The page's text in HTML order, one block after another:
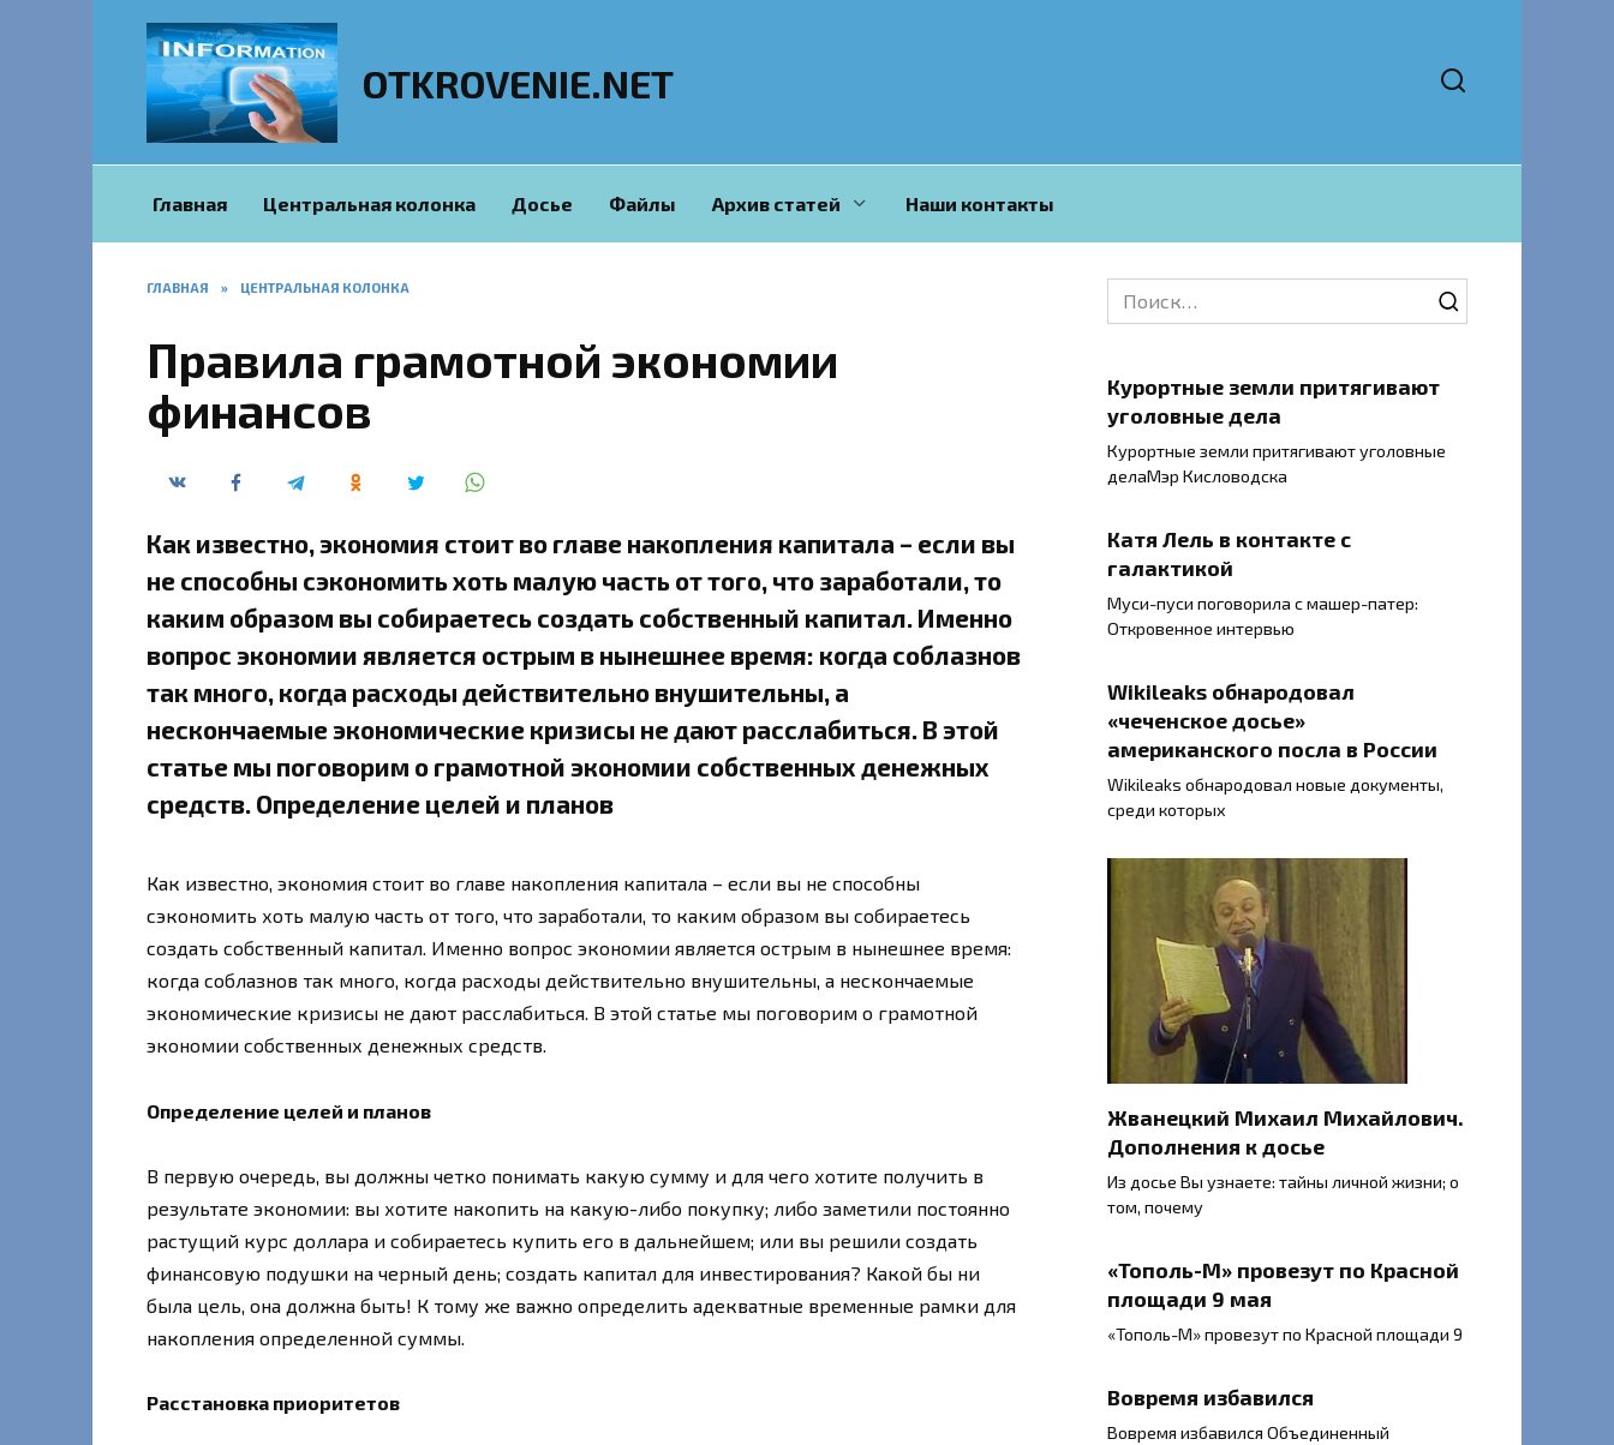
OTKROVENIE.NET
Главная Центральная колонка Досье Файлы Архив статей Наши контакты
ГЛАВНАЯ » ЦЕНТРАЛЬНАЯ КОЛОНКА
Правила грамотной экономии
финансов
Как известно, экономия стоит во главе накопления капитала – если вы
не способны сэкономить хоть малую часть от того, что заработали, то
каким образом вы собираетесь создать собственный капитал. Именно
вопрос экономии является острым в нынешнее время: когда соблазнов
так много, когда расходы действительно внушительны, а
нескончаемые экономические кризисы не дают расслабиться. В этой
статье мы поговорим о грамотной экономии собственных денежных
средств. Определение целей и планов
Как известно, экономия стоит во главе накопления капитала – если вы не способны
сэкономить хоть малую часть от того, что заработали, то каким образом вы собираетесь
создать собственный капитал. Именно вопрос экономии является острым в нынешнее время:
когда соблазнов так много, когда расходы действительно внушительны, а нескончаемые
экономические кризисы не дают расслабиться. В этой статье мы поговорим о грамотной
экономии собственных денежных средств.
Определение целей и планов
В первую очередь, вы должны четко понимать какую сумму и для чего хотите получить в
результате экономии: вы хотите накопить на какую-либо покупку; либо заметили постоянно
растущий курс доллара и собираетесь купить его в дальнейшем; или вы решили создать
финансовую подушки на черный день; создать капитал для инвестирования? Какой бы ни
была цель, она должна быть! К тому же важно определить адекватные временные рамки для
накопления определенной суммы.
Расстановка приоритетов
Search
for:
Курортные земли притягивают
уголовные дела
Курортные земли притягивают уголовные
делаМэр Кисловодска
Катя Лель в контакте с
галактикой
Муси-пуси поговорила с машер-патер:
Откровенное интервью
Wikileaks обнародовал
«чеченское досье»
американского посла в России
Wikileaks обнародовал новые документы,
среди которых
Жванецкий Михаил Михайлович.
Дополнения к досье
Из досье Вы узнаете: тайны личной жизни; о
том, почему
«Тополь-М» провезут по Красной
площади 9 мая
«Тополь-М» провезут по Красной площади 9
Вовремя избавился
Вовремя избавился Объединенный